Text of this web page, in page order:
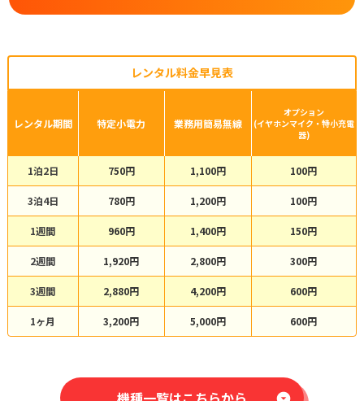
レンタル料金早見表
レンタル期間 特定小電力 業務用簡易無線
オプション
(イヤホンマイク・特小充電
器)
1泊2日 750円 1,100円 100円
3泊4日 780円 1,200円 100円
1週間 960円 1,400円 150円
2週間 1,920円 2,800円 300円
3週間 2,880円 4,200円 600円
1ヶ月 3,200円 5,000円 600円